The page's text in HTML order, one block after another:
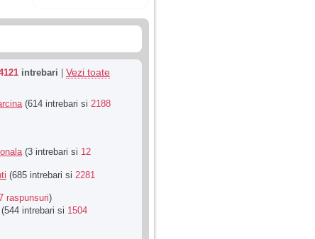
intrebari
Vezi toate
(614 intrebari si 2188
(3 intrebari si 12
(685 intrebari si 2281
raspunsuri)
(544 intrebari si 1504